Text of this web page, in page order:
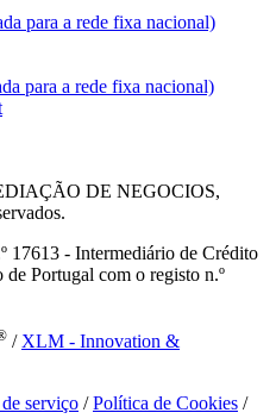
para a rede fixa nacional)
para a rede fixa nacional)
DE NEGOCIOS,
17613 - Intermediário de Crédito
Portugal com o registo n.º
/ XLM - Innovation &
serviço /Política de Cookies /